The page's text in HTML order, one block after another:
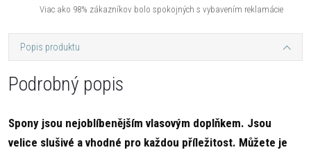
Viac ako 98% zákazníkov bolo spokojných s vybavením reklamácie
Popis produktu
Podrobný popis
Spony jsou nejoblíbenějším vlasovým doplňkem. Jsou
velice slušivé a vhodné pro každou příležitost. Můžete je